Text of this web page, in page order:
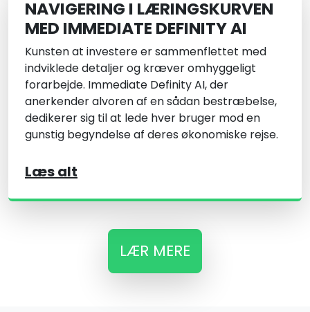
NAVIGERING I LÆRINGSKURVEN
MED IMMEDIATE DEFINITY AI
Kunsten at investere er sammenflettet med
indviklede detaljer og kræver omhyggeligt
forarbejde. Immediate Definity AI, der
anerkender alvoren af en sådan bestræbelse,
dedikerer sig til at lede hver bruger mod en
gunstig begyndelse af deres økonomiske rejse.
Læs alt
LÆR MERE